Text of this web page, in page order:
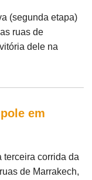
(segunda etapa)
ruas de
dele na
em
terceira corrida da
de Marrakech,